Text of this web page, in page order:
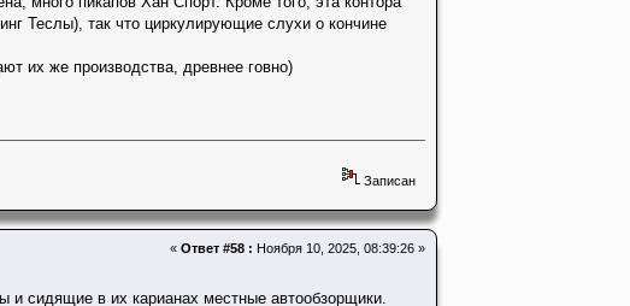
Теслы), так что циркулирующие слухи о кончине
их же производства, древнее говно)
Записан
« Ответ #58 : Ноября 10, 2025, 08:39:26 »
и сидящие в их карианах местные автообзорщики.